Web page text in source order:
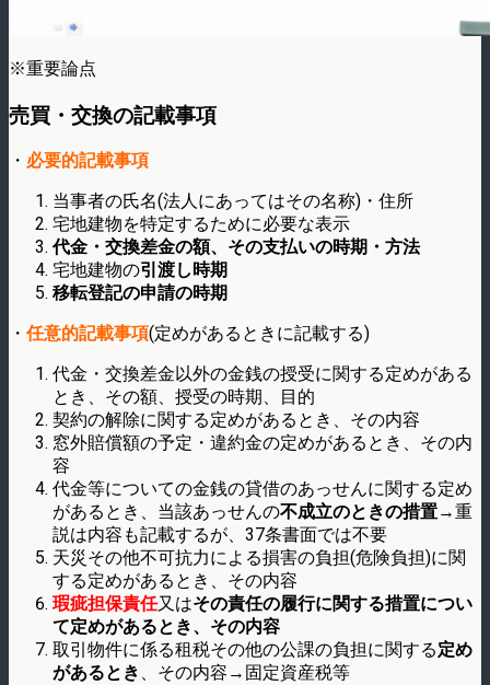
※重要論点
売買・交換の記載事項
・ 必要的記載事項
当事者の氏名(法人にあってはその名称)・住所
宅地建物を特定するために必要な表示
代金・交換差金の額、その支払いの時期・方法
宅地建物の引渡し時期
移転登記の申請の時期
・ 任意的記載事項(定めがあるときに記載する)
代金・交換差金以外の金銭の授受に関する定めがある
とき、その額、授受の時期、目的
契約の解除に関する定めがあるとき、その内容
窓外賠償額の予定・違約金の定めがあるとき、その内
容
代金等についての金銭の貸借のあっせんに関する定め
があるとき、当該あっせんの不成立のときの措置→重
説は内容も記載するが、37条書面では不要
天災その他不可抗力による損害の負担(危険負担)に関
する定めがあるとき、その内容
瑕疵担保責任又はその責任の履行に関する措置につい
て定めがあるとき、その内容
取引物件に係る租税その他の公課の負担に関する定め
があるとき 、その内容→固定資産税等